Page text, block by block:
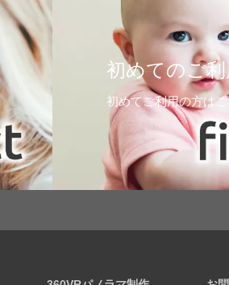
初めてのご利
初めてご利用の方は